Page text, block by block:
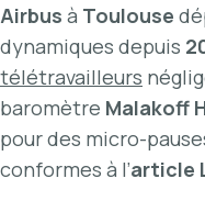
Airbus à Toulouse
dynamiques depuis
télétravailleurs
baromètre Malakoff
pour des micro-
conformes à l’article